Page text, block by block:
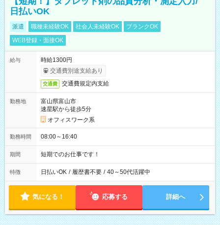
日払いOK
派遣 職種未経験OK 社会人未経験OK
ブランクOK
WEB登録・面接OK
給与
時給1300円
交通費別途支給あり
交通費 交通費規定内支給
勤務地
富山県富山市
速星駅から徒歩5分
オフィスワーク系
勤務時間 08:00～16:40
期間 短期でのお仕事です！
特徴 日払いOK / 履歴書不要 / 40～50代活躍中
気になる！ 応募する 詳細へ